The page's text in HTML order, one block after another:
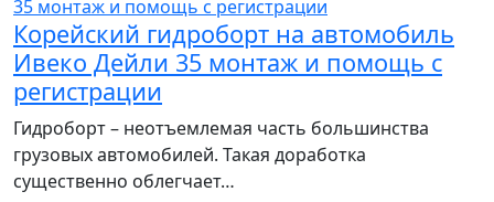
Корейский гидроборт на автомобиль
Ивеко Дейли 35 монтаж и помощь с
регистрации
Гидроборт – неотъемлемая часть большинства
грузовых автомобилей. Такая доработка
существенно облегчает…